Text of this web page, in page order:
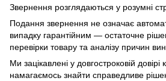
Звернення розглядаються у розумні
Подання звернення не означає
випадку гарантійним — остаточне
перевірки товару та аналізу причин
Ми зацікавлені у довгостроковій довірі
намагаємось знайти справедливе